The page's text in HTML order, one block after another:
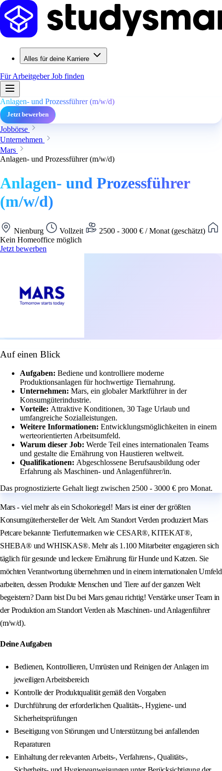
Alles für deine Karriere
Für ArbeitgeberJob finden
Anlagen- und Prozessführer (m/w/d)
Jetzt bewerben
Jobbörse
Unternehmen
Mars
Anlagen- und Prozessführer (m/w/d)
Anlagen- und Prozessführer
(m/w/d)
Nienburg Vollzeit
2500 - 3000 € / Monat (geschätzt)
Kein Homeoffice möglich
Jetzt bewerben
Auf einen Blick
Aufgaben: Bediene und kontrolliere moderne
Produktionsanlagen für hochwertige Tiernahrung.
Unternehmen: Mars, ein globaler Marktführer in der
Konsumgüterindustrie.
Vorteile: Attraktive Konditionen, 30 Tage Urlaub und
umfangreiche Sozialleistungen.
Weitere Informationen: Entwicklungsmöglichkeiten in einem
werteorientierten Arbeitsumfeld.
Warum dieser Job: Werde Teil eines internationalen Teams
und gestalte die Ernährung von Haustieren weltweit.
Qualifikationen: Abgeschlossene Berufsausbildung oder
Erfahrung als Maschinen- und Anlagenführer/in.
Das prognostizierte Gehalt liegt zwischen 2500 - 3000 € pro Monat.
Mars - viel mehr als ein Schokoriegel! Mars ist einer der größten
Konsumgüterhersteller der Welt. Am Standort Verden produziert Mars
Petcare bekannte Tierfuttermarken wie CESAR®, KITEKAT®,
SHEBA® und WHISKAS®. Mehr als 1.100 Mitarbeiter engagieren sich
täglich für gesunde und leckere Ernährung für Hunde und Katzen. Sie
möchten Verantwortung übernehmen und in einem internationalen Umfeld
arbeiten, dessen Produkte Menschen und Tiere auf der ganzen Welt
begeistern? Dann bist Du bei Mars genau richtig! Verstärke unser Team in
der Produktion am Standort Verden als Maschinen- und Anlagenführer
(m/w/d).
Deine Aufgaben
Bedienen, Kontrollieren, Umrüsten und Reinigen der Anlagen im
jeweiligen Arbeitsbereich
Kontrolle der Produktqualität gemäß den Vorgaben
Durchführung der erforderlichen Qualitäts-, Hygiene- und
Sicherheitsprüfungen
Beseitigung von Störungen und Unterstützung bei anfallenden
Reparaturen
Einhaltung der relevanten Arbeits-, Verfahrens-, Qualitäts-,